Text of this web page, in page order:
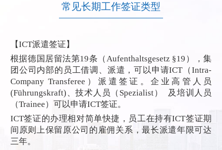
常见长期工作签证类型
【ICT派遣签证】
根据德国居留法第19条（Aufenthaltsgesetz §19），集
团公司内部的员工借调、派遣，可以申请ICT（Intra-
Company Transferee）派遣签证。企业高管人员
(Führungskraft)、技术人员（Spezialist） 及培训人员
（Trainee）可以申请ICT签证。
ICT签证的办理相对简单快捷，员工在持有ICT签证期
间原则上保留原公司的雇佣关系，最长派遣年限可达
三年。